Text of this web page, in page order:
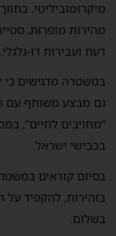
מיקרומוביליטי.
מהירות מופרזת,
דעת ועבירות דו-גלגלי.
במשטרה מדגישים כי
גם מבצע משותף עם
“מחויבים לחיים”,
בכבישי ישראל.
בסיום קוראים
בזהירות, להקפיד על
בשלום.